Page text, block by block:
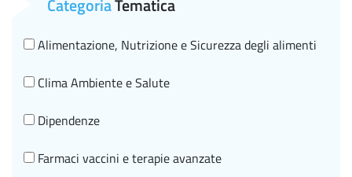
CategoriaTematica
Alimentazione, Nutrizione e Sicurezza degli alimenti
Clima Ambiente e Salute
Dipendenze
Farmaci vaccini e terapie avanzate